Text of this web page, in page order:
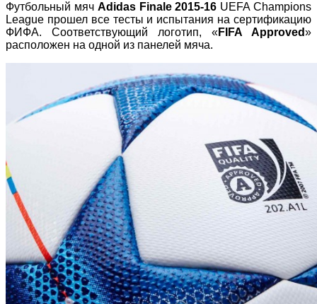
Футбольный мяч Adidas Finale 2015-16 UEFA Champions
League прошел все тесты и испытания на сертификацию
ФИФА. Соответствующий логотип, «FIFA Approved»
расположен на одной из панелей мяча.